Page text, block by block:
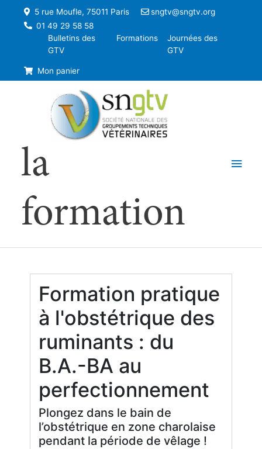
5 rue Moufle, 75011 Paris
sngtv@sngtv.org
01 49 29 58 58
Bulletins des
GTV
Formations
Journées des
GTV
Mon panier
la
formation
Formation pratique
à l'obstétrique des
ruminants : du
B.A.-BA au
perfectionnement
Plongez dans le bain de
l’obstétrique en zone charolaise
pendant la période de vêlage !